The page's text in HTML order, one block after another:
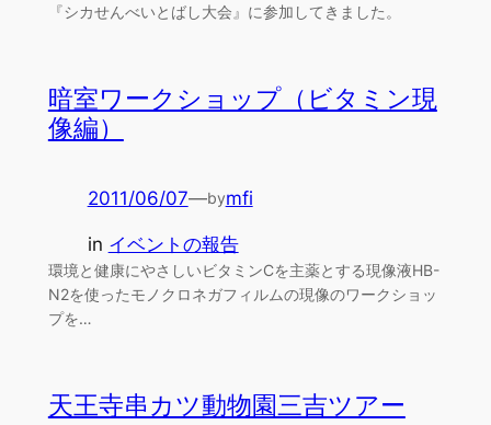
『シカせんべいとばし大会』に参加してきました。
暗室ワークショップ（ビタミン現
像編）
2011/06/07—bymfi
in イベントの報告
環境と健康にやさしいビタミンCを主薬とする現像液HB-
N2を使ったモノクロネガフィルムの現像のワークショッ
プを…
天王寺串カツ動物園三吉ツアー